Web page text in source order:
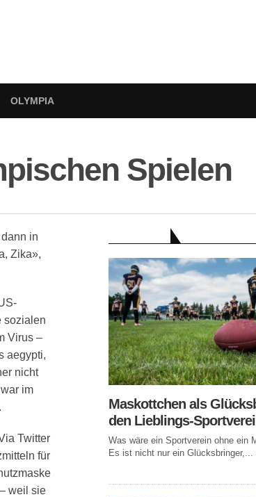
OLYMPIA
Spielen
in
Zika»,
sozialen
Virus –
aegypti,
nicht
im
Twitter
für
weil sie
Maskottchen als
den Lieblings-
Was wäre ein Sportverein ohne ein
Es ist nicht nur ein Glücksbringer,...